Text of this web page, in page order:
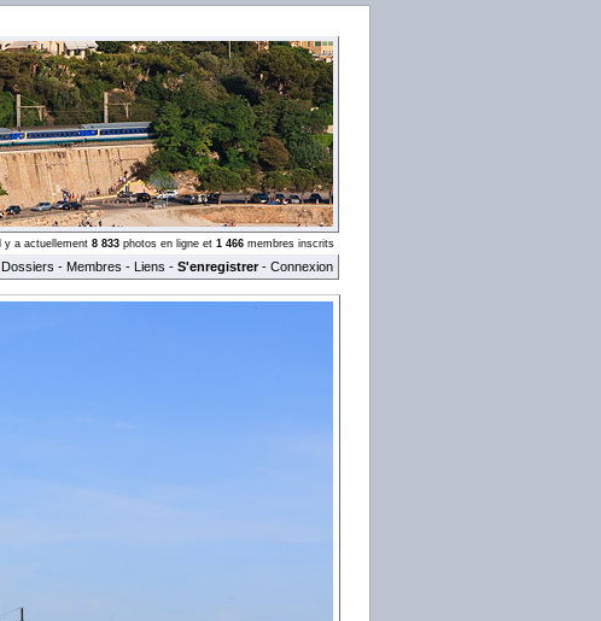
Il y a actuellement 8 833 photos en ligne et 1 466 membres inscrits
Dossiers - Membres - Liens - S'enregistrer- Connexion